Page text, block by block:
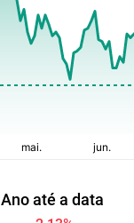
Ano até a data